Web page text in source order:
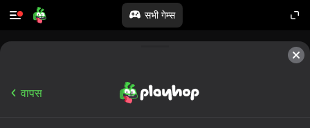
सभी गेम्स
वापस